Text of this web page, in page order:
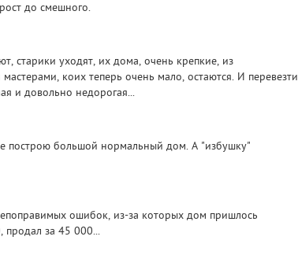
до смешного.
старики уходят, их дома, очень крепкие, из
коих теперь очень мало, остаются. И перевезти
и довольно недорогая...
построю большой нормальный дом. А "избушку"
ошибок, из-за которых дом пришлось
продал за 45 000...